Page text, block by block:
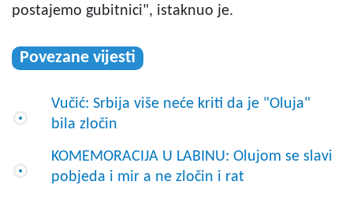
postajemo gubitnici", istaknuo je.
Povezane vijesti
Vučić: Srbija više neće kriti da je "Oluja"
bila zločin
KOMEMORACIJA U LABINU: Olujom se slavi
pobjeda i mir a ne zločin i rat